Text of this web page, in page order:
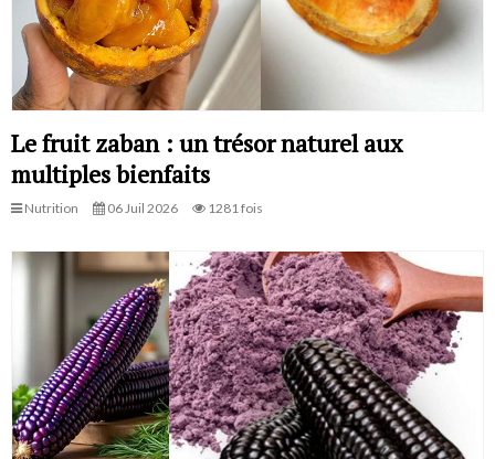
Le fruit zaban : un trésor naturel aux
multiples bienfaits
Nutrition 06 Juil 2026 1281 fois